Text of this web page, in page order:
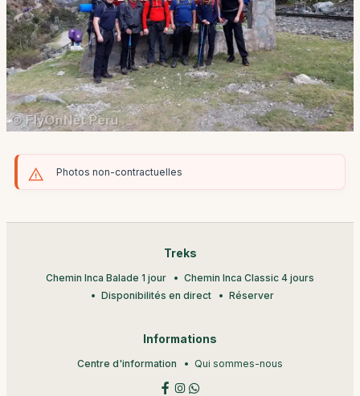
Photos non-contractuelles
Treks
Chemin Inca Balade 1 jour
Chemin Inca Classic 4 jours
Disponibilités en direct
Réserver
Informations
Centre d'information Qui sommes-nous